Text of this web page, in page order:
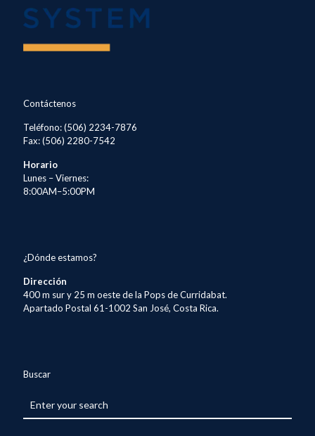
Contáctenos
Teléfono: (506) 2234-7876
Fax: (506) 2280-7542
Horario
Lunes – Viernes:
8:00AM–5:00PM
¿Dónde estamos?
Dirección
400 m sur y 25 m oeste de la Pops de Curridabat.
Apartado Postal 61-1002 San José, Costa Rica.
Buscar